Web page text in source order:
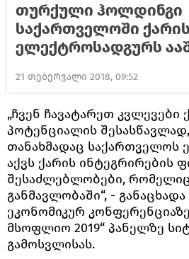
თურქული ჰოლდინგი
საქართველოში ქარის
ელექტროსადგურს
21 თებერვალი 2018, 09:52
„ჩვენ ჩავატარეთ კვლევები
პოტენციალის
თანახმადაც საქართველოს
აქვს ქარის ინტეგრირების
შესაძლებლობები,
განმავლობაში“, -
ეკონომიკურ
მსოფლიო 2019“ პანელზე
გამოსვლისას.